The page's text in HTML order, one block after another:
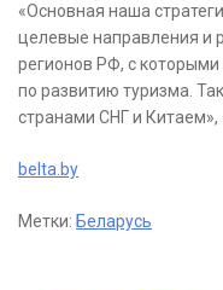
«Основная наша
целевые направления и
регионов РФ, с
по развитию туризма.
странами СНГ и
belta.by
Метки: Беларусь